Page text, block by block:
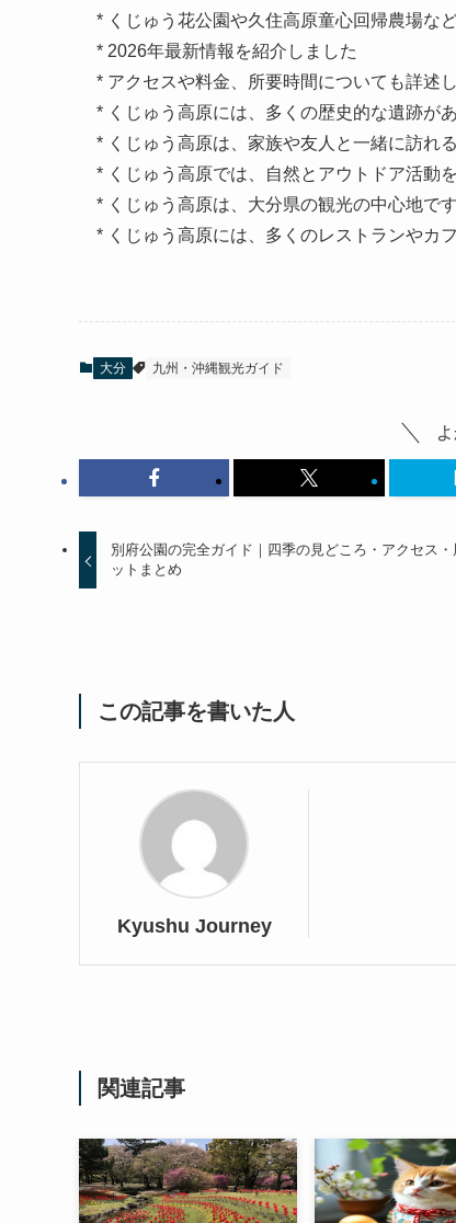
* くじゅう花公園や久住高原童心回帰農場な
* 2026年最新情報を紹介しました
* アクセスや料金、所要時間についても詳述
* くじゅう高原には、多くの歴史的な遺跡が
* くじゅう高原は、家族や友人と一緒に訪れ
* くじゅう高原では、自然とアウトドア活動
* くじゅう高原は、大分県の観光の中心地です
* くじゅう高原には、多くのレストランやカ
大分 九州・沖縄観光ガイド
別府公園の完全ガイド｜四季の見どころ・アクセス・
ットまとめ
この記事を書いた人
Kyushu Journey
関連記事